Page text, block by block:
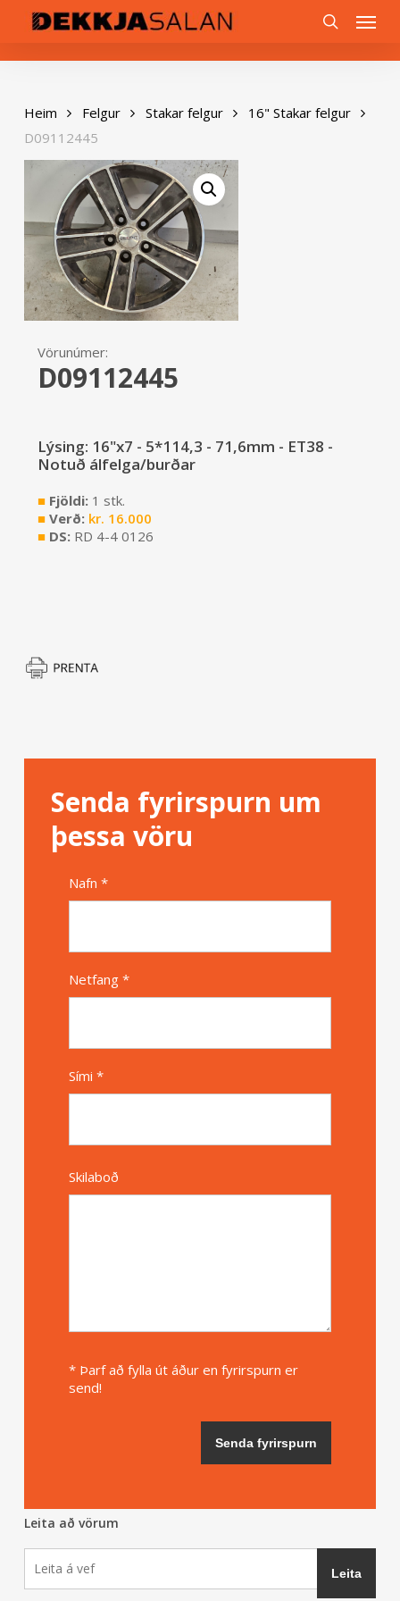
content
Menu
Heim Felgur Stakar felgur
16" Stakar felgur
D09112445
Vörunúmer:
D09112445
Lýsing: 16"x7 - 5*114,3 - 71,6mm - ET38 -
Notuð álfelga/burðar
■Fjöldi: 1 stk.
■Verð: kr. 16.000
■DS: RD 4-4 0126
Senda fyrirspurn um
þessa vöru
Nafn *
Netfang *
Sími *
Skilaboð
* Þarf að fylla út áður en fyrirspurn er
send!
Leita að vörum